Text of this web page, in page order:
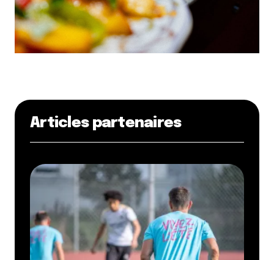
Articles partenaires